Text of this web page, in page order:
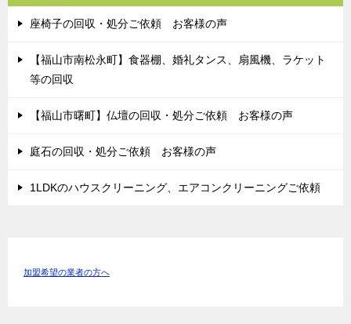
座椅子の回収・処分ご依頼 お客様の声
【福山市南松永町】食器棚、婚礼タンス、扇風機、ラケット
等の回収
【福山市曙町】仏壇の回収・処分ご依頼 お客様の声
庭石の回収・処分ご依頼 お客様の声
1LDKのハウスクリーニング、エアコンクリーニングご依頼
加盟希望の業者の方へ